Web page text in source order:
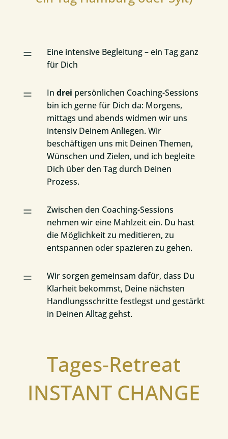
=
Eine intensive Begleitung – ein Tag ganz
für Dich
= In drei persönlichen Coaching-Sessions
bin ich gerne für Dich da: Morgens,
mittags und abends widmen wir uns
intensiv Deinem Anliegen. Wir
beschäftigen uns mit Deinen Themen,
Wünschen und Zielen, und ich begleite
Dich über den Tag durch Deinen
Prozess.
=
Zwischen den Coaching-Sessions
nehmen wir eine Mahlzeit ein. Du hast
die Möglichkeit zu meditieren, zu
entspannen oder spazieren zu gehen.
=
Wir sorgen gemeinsam dafür, dass Du
Klarheit bekommst, Deine nächsten
Handlungsschritte festlegst und gestärkt
in Deinen Alltag gehst.
Tages-Retreat
INSTANT CHANGE